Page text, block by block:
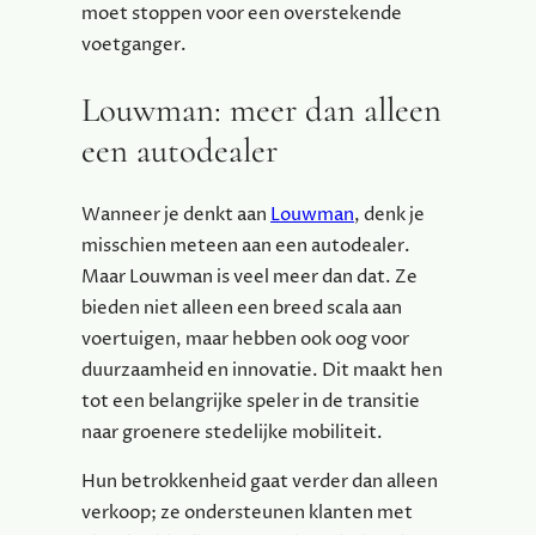
moet stoppen voor een overstekende
voetganger.
Louwman: meer dan alleen
een autodealer
Wanneer je denkt aan Louwman, denk je
misschien meteen aan een autodealer.
Maar Louwman is veel meer dan dat. Ze
bieden niet alleen een breed scala aan
voertuigen, maar hebben ook oog voor
duurzaamheid en innovatie. Dit maakt hen
tot een belangrijke speler in de transitie
naar groenere stedelijke mobiliteit.
Hun betrokkenheid gaat verder dan alleen
verkoop; ze ondersteunen klanten met